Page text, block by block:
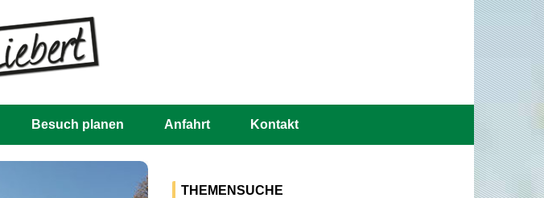
Besuch planen Anfahrt Kontakt
THEMENSUCHE